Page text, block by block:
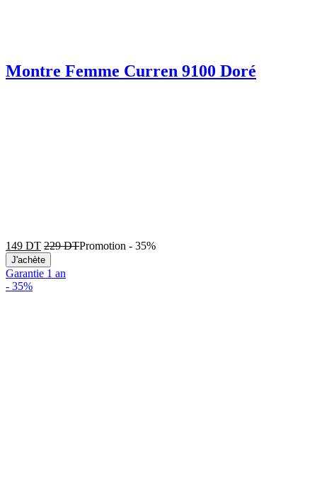
Montre Femme Curren 9100 Doré
149 DT 229DTPromotion - 35%
J'achète
Garantie 1 an
- 35%